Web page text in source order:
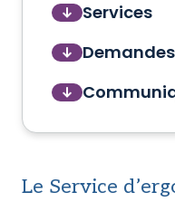
Services
Le Service